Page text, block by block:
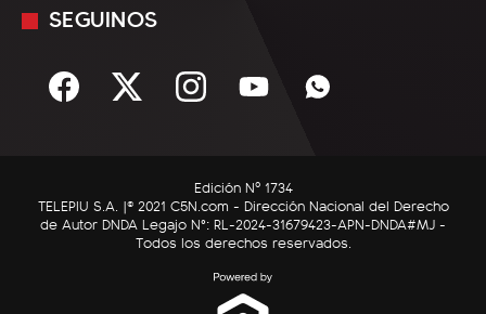
Sociedad
C5N Autos
RatingCero
Mediakit
Términos y condiciones
SEGUINOS
Edición Nº 1734
TELEPIU S.A. |© 2021 C5N.com - Dirección Nacional del Derecho
de Autor DNDA Legajo N°: RL-2024-31679423-APN-DNDA#MJ -
Todos los derechos reservados.